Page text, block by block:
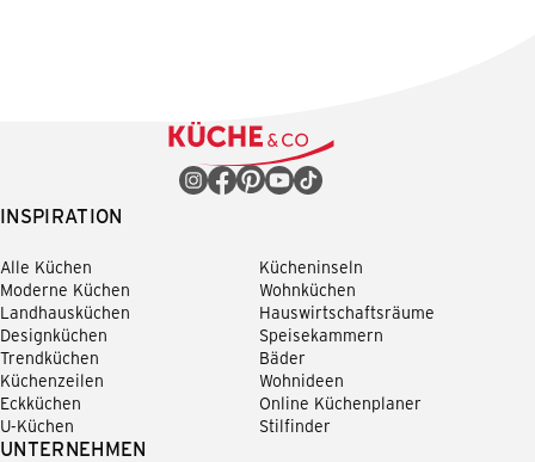
INSPIRATION
Alle Küchen
Moderne Küchen
Landhausküchen
Designküchen
Trendküchen
Küchenzeilen
Eckküchen
U-Küchen
Kücheninseln
Wohnküchen
Hauswirtschaftsräume
Speisekammern
Bäder
Wohnideen
Online Küchenplaner
Stilfinder
UNTERNEHMEN